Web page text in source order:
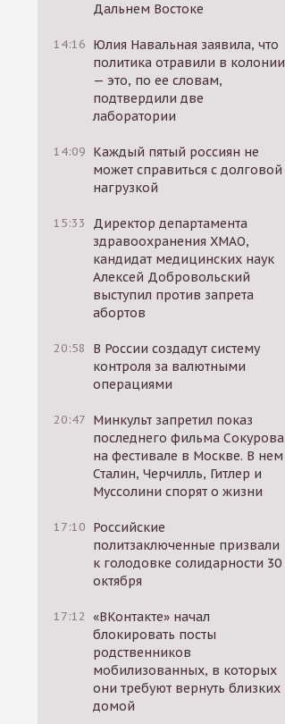
Дальнем Востоке
14:16 Юлия Навальная заявила, что
политика отравили в колонии
— это, по ее словам,
подтвердили две
лаборатории
14:09 Каждый пятый россиян не
может справиться с долговой
нагрузкой
15:33
Директор департамента
здравоохранения ХМАО,
кандидат медицинских наук
Алексей Добровольский
выступил против запрета
абортов
20:58
В России создадут систему
контроля за валютными
операциями
20:47 Минкульт запретил показ
последнего фильма Сокурова
на фестивале в Москве. В нем
Сталин, Черчилль, Гитлер и
Муссолини спорят о жизни
17:10 Российские
политзаключенные призвали
к голодовке солидарности 30
октября
17:12 «ВКонтакте» начал
блокировать посты
родственников
мобилизованных, в которых
они требуют вернуть близких
домой